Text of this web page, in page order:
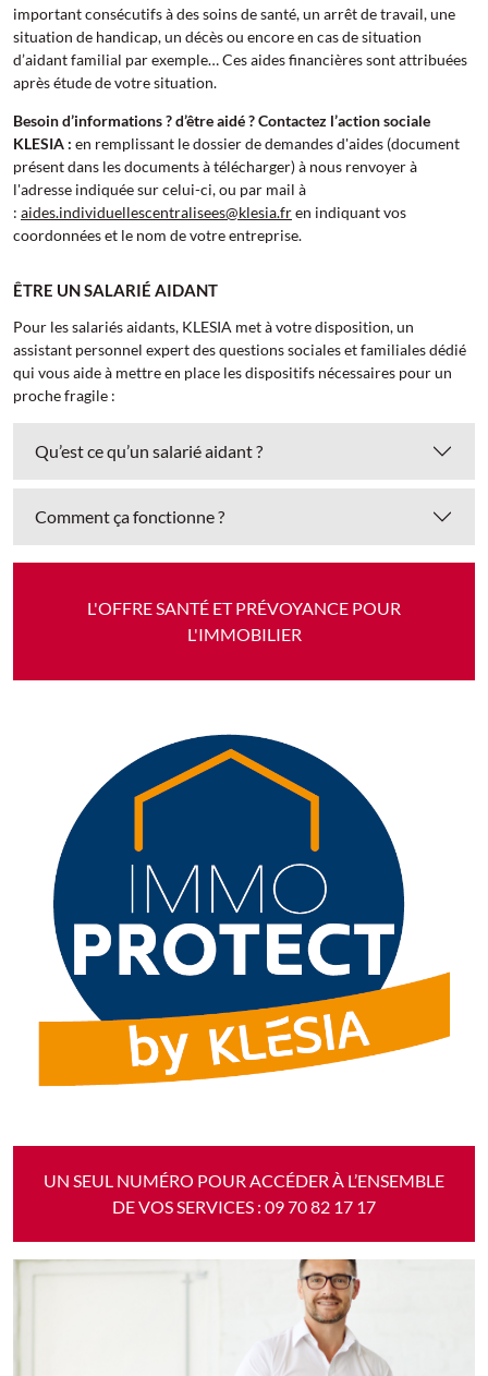
important consécutifs à des soins de santé, un arrêt de travail, une
situation de handicap, un décès ou encore en cas de situation
d’aidant familial par exemple… Ces aides financières sont attribuées
après étude de votre situation.
Besoin d’informations ? d’être aidé ? Contactez l’action sociale
KLESIA : en remplissant le dossier de demandes d'aides (document
présent dans les documents à télécharger) à nous renvoyer à
l'adresse indiquée sur celui-ci, ou par mail à
: aides.individuellescentralisees@klesia.fren indiquant vos
coordonnées et le nom de votre entreprise.
ÊTRE UN SALARIÉ AIDANT
Pour les salariés aidants, KLESIA met à votre disposition, un
assistant personnel expert des questions sociales et familiales dédié
qui vous aide à mettre en place les dispositifs nécessaires pour un
proche fragile :
Qu’est ce qu’un salarié aidant ?
Comment ça fonctionne ?
L'OFFRE SANTÉ ET PRÉVOYANCE POUR
L'IMMOBILIER
UN SEUL NUMÉRO POUR ACCÉDER À L’ENSEMBLE
DE VOS SERVICES : 09 70 82 17 17